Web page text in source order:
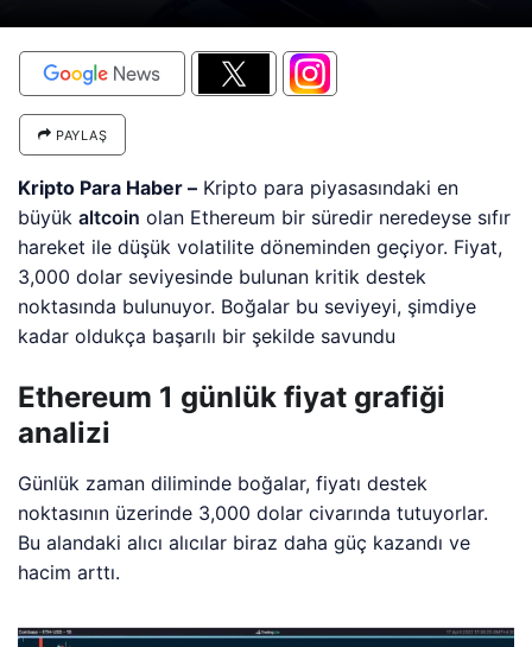
PAYLAŞ
Kripto Para Haber – Kripto para piyasasındaki en
büyükaltcoin olan Ethereum bir süredir neredeyse sıfır
hareket ile düşük volatilite döneminden geçiyor. Fiyat,
3,000 dolar seviyesinde bulunan kritik destek
noktasında bulunuyor. Boğalar bu seviyeyi, şimdiye
kadar oldukça başarılı bir şekilde savundu
Ethereum 1 günlük fiyat grafiği
analizi
Günlük zaman diliminde boğalar, fiyatı destek
noktasının üzerinde 3,000 dolar civarında tutuyorlar.
Bu alandaki alıcı alıcılar biraz daha güç kazandı ve
hacim arttı.